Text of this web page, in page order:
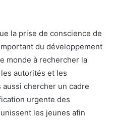
la prise de conscience de
du développement
monde à rechercher la
autorités et les
chercher un cadre
urgente des
les jeunes afin